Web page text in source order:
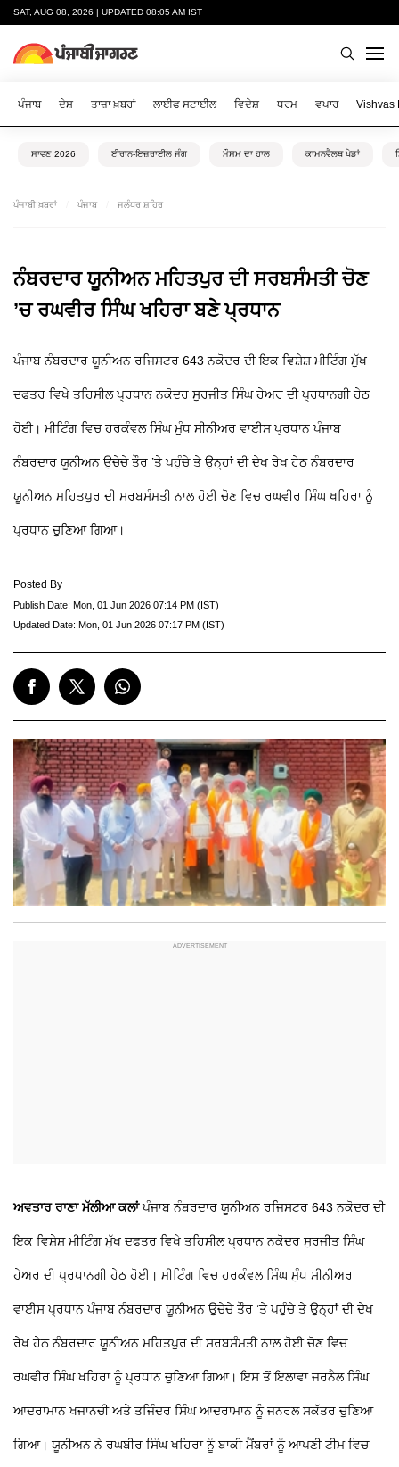
SAT, AUG 08, 2026 | UPDATED 08:05 AM IST
ਪੰਜਾਬ ਦੇਸ਼ ਤਾਜ਼ਾ ਖ਼ਬਰਾਂ ਲਾਈਫ ਸਟਾਈਲ ਵਿਦੇਸ਼ ਧਰਮ ਵਪਾਰ Vishvas
ਸਾਵਣ 2026 ਈਰਾਨ-ਇਜ਼ਰਾਈਲ ਜੰਗ ਮੌਸਮ ਦਾ ਹਾਲ ਕਾਮਨਵੈਲਥ ਖੇਡਾਂ
ਪੰਜਾਬੀ ਖ਼ਬਰਾਂ ਪੰਜਾਬ ਜਲੰਧਰ ਸ਼ਹਿਰ
ਨੰਬਰਦਾਰ ਯੂਨੀਅਨ ਮਹਿਤਪੁਰ ਦੀ ਸਰਬਸੰਮਤੀ ਚੋਣ
’ਚ ਰਘਵੀਰ ਸਿੰਘ ਖਹਿਰਾ ਬਣੇ ਪ੍ਰਧਾਨ
ਪੰਜਾਬ ਨੰਬਰਦਾਰ ਯੂਨੀਅਨ ਰਜਿਸਟਰ 643 ਨਕੋਦਰ ਦੀ ਇਕ ਵਿਸ਼ੇਸ਼ ਮੀਟਿੰਗ ਮੁੱਖ
ਦਫਤਰ ਵਿਖੇ ਤਹਿਸੀਲ ਪ੍ਰਧਾਨ ਨਕੋਦਰ ਸੁਰਜੀਤ ਸਿੰਘ ਹੇਅਰ ਦੀ ਪ੍ਰਧਾਨਗੀ ਹੇਠ
ਹੋਈ। ਮੀਟਿੰਗ ਵਿਚ ਹਰਕੰਵਲ ਸਿੰਘ ਮੁੰਧ ਸੀਨੀਅਰ ਵਾਈਸ ਪ੍ਰਧਾਨ ਪੰਜਾਬ
ਨੰਬਰਦਾਰ ਯੂਨੀਅਨ ਉਚੇਚੇ ਤੌਰ ’ਤੇ ਪਹੁੰਚੇ ਤੇ ਉਨ੍ਹਾਂ ਦੀ ਦੇਖ ਰੇਖ ਹੇਠ ਨੰਬਰਦਾਰ
ਯੂਨੀਅਨ ਮਹਿਤਪੁਰ ਦੀ ਸਰਬਸੰਮਤੀ ਨਾਲ ਹੋਈ ਚੋਣ ਵਿਚ ਰਘਵੀਰ ਸਿੰਘ ਖਹਿਰਾ ਨੂੰ
ਪ੍ਰਧਾਨ ਚੁਣਿਆ ਗਿਆ।
Posted By
Publish Date: Mon, 01 Jun 2026 07:14 PM (IST)
Updated Date: Mon, 01 Jun 2026 07:17 PM (IST)
ਅਵਤਾਰ ਰਾਣਾ ਮੱਲੀਆ ਕਲਾਂਪੰਜਾਬ ਨੰਬਰਦਾਰ ਯੂਨੀਅਨ ਰਜਿਸਟਰ 643 ਨਕੋਦਰ ਦੀ
ਇਕ ਵਿਸ਼ੇਸ਼ ਮੀਟਿੰਗ ਮੁੱਖ ਦਫਤਰ ਵਿਖੇ ਤਹਿਸੀਲ ਪ੍ਰਧਾਨ ਨਕੋਦਰ ਸੁਰਜੀਤ ਸਿੰਘ
ਹੇਅਰ ਦੀ ਪ੍ਰਧਾਨਗੀ ਹੇਠ ਹੋਈ। ਮੀਟਿੰਗ ਵਿਚ ਹਰਕੰਵਲ ਸਿੰਘ ਮੁੰਧ ਸੀਨੀਅਰ
ਵਾਈਸ ਪ੍ਰਧਾਨ ਪੰਜਾਬ ਨੰਬਰਦਾਰ ਯੂਨੀਅਨ ਉਚੇਚੇ ਤੌਰ ’ਤੇ ਪਹੁੰਚੇ ਤੇ ਉਨ੍ਹਾਂ ਦੀ ਦੇਖ
ਰੇਖ ਹੇਠ ਨੰਬਰਦਾਰ ਯੂਨੀਅਨ ਮਹਿਤਪੁਰ ਦੀ ਸਰਬਸੰਮਤੀ ਨਾਲ ਹੋਈ ਚੋਣ ਵਿਚ
ਰਘਵੀਰ ਸਿੰਘ ਖਹਿਰਾ ਨੂੰ ਪ੍ਰਧਾਨ ਚੁਣਿਆ ਗਿਆ। ਇਸ ਤੋਂ ਇਲਾਵਾ ਜਰਨੈਲ ਸਿੰਘ
ਆਦਰਾਮਾਨ ਖਜਾਨਚੀ ਅਤੇ ਤਜਿੰਦਰ ਸਿੰਘ ਆਦਰਾਮਾਨ ਨੂੰ ਜਨਰਲ ਸਕੱਤਰ ਚੁਣਿਆ
ਗਿਆ। ਯੂਨੀਅਨ ਨੇ ਰਘਬੀਰ ਸਿੰਘ ਖਹਿਰਾ ਨੂੰ ਬਾਕੀ ਮੈਂਬਰਾਂ ਨੂੰ ਆਪਣੀ ਟੀਮ ਵਿਚ